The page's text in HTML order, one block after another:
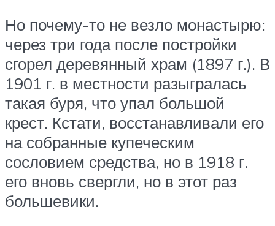
Но почему-то не везло монастырю:
через три года после постройки
сгорел деревянный храм (1897 г.). В
1901 г. в местности разыгралась
такая буря, что упал большой
крест. Кстати, восстанавливали его
на собранные купеческим
сословием средства, но в 1918 г.
его вновь свергли, но в этот раз
большевики.